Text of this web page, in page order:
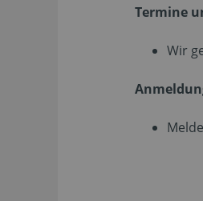
Termine
Wir